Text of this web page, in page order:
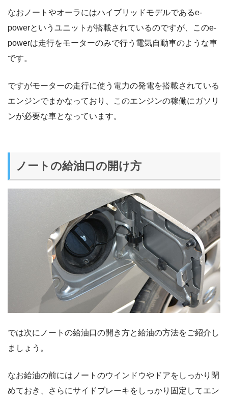
なおノートやオーラにはハイブリッドモデルであるe-
powerというユニットが搭載されているのですが、このe-
powerは走行をモーターのみで行う電気自動車のような車
です。
ですがモーターの走行に使う電力の発電を搭載されている
エンジンでまかなっており、このエンジンの稼働にガソリ
ンが必要な車となっています。
ノートの給油口の開け方
では次にノートの給油口の開き方と給油の方法をご紹介し
ましょう。
なお給油の前にはノートのウインドウやドアをしっかり閉
めておき、さらにサイドブレーキをしっかり固定してエン